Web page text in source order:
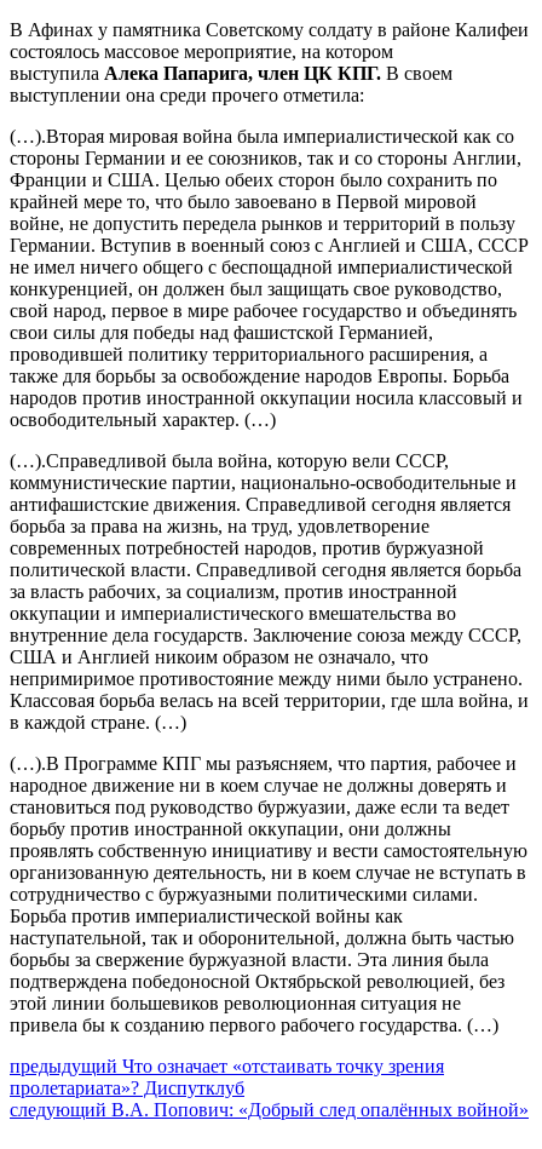
В Афинах у памятника Советскому солдату в районе Калифеи
состоялось массовое мероприятие, на котором
выступила Алека Папарига, член ЦК КПГ. В своем
выступлении она среди прочего отметила:
(…).Вторая мировая война была империалистической как со
стороны Германии и ее союзников, так и со стороны Англии,
Франции и США. Целью обеих сторон было сохранить по
крайней мере то, что было завоевано в Первой мировой
войне, не допустить передела рынков и территорий в пользу
Германии. Вступив в военный союз с Англией и США, СССР
не имел ничего общего с беспощадной империалистической
конкуренцией, он должен был защищать свое руководство,
свой народ, первое в мире рабочее государство и объединять
свои силы для победы над фашистской Германией,
проводившей политику территориального расширения, а
также для борьбы за освобождение народов Европы. Борьба
народов против иностранной оккупации носила классовый и
освободительный характер. (…)
(…).Справедливой была война, которую вели СССР,
коммунистические партии, национально-освободительные и
антифашистские движения. Справедливой сегодня является
борьба за права на жизнь, на труд, удовлетворение
современных потребностей народов, против буржуазной
политической власти. Справедливой сегодня является борьба
за власть рабочих, за социализм, против иностранной
оккупации и империалистического вмешательства во
внутренние дела государств. Заключение союза между СССР,
США и Англией никоим образом не означало, что
непримиримое противостояние между ними было устранено.
Классовая борьба велась на всей территории, где шла война, и
в каждой стране. (…)
(…).В Программе КПГ мы разъясняем, что партия, рабочее и
народное движение ни в коем случае не должны доверять и
становиться под руководство буржуазии, даже если та ведет
борьбу против иностранной оккупации, они должны
проявлять собственную инициативу и вести самостоятельную
организованную деятельность, ни в коем случае не вступать в
сотрудничество с буржуазными политическими силами.
Борьба против империалистической войны как
наступательной, так и оборонительной, должна быть частью
борьбы за свержение буржуазной власти. Эта линия была
подтверждена победоносной Октябрьской революцией, без
этой линии большевиков революционная ситуация не
привела бы к созданию первого рабочего государства. (…)
Навигация
по
предыдущий Предыдущий
пост:
Что означает «отстаивать точку зрения
пролетариата»? Диспутклуб
следующий Следующее
В.А. Попович: «Добрый след опалённых войной»